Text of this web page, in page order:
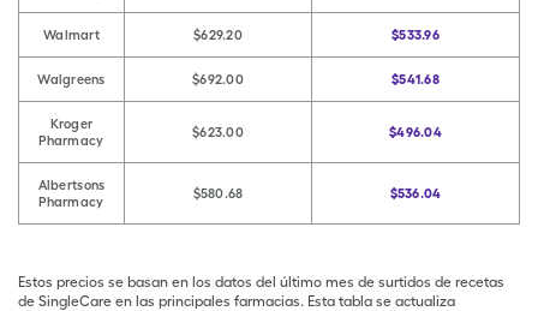
Walmart $629.20 $533.96
Walgreens $692.00 $541.68
Kroger
Pharmacy
$623.00 $496.04
Albertsons
Pharmacy
$580.68 $536.04
Estos precios se basan en los datos del último mes de surtidos de recetas
de SingleCare en las principales farmacias. Esta tabla se actualiza